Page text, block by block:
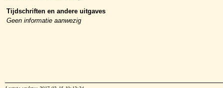
Tijdschriften en andere uitgaves
Geen informatie aanwezig